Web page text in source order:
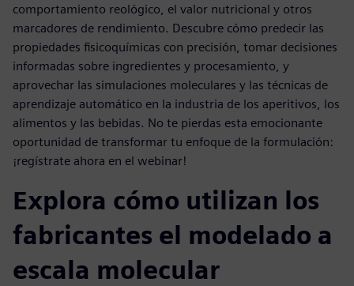
comportamiento reológico, el valor nutricional y otros
marcadores de rendimiento. Descubre cómo predecir las
propiedades fisicoquímicas con precisión, tomar decisiones
informadas sobre ingredientes y procesamiento, y
aprovechar las simulaciones moleculares y las técnicas de
aprendizaje automático en la industria de los aperitivos, los
alimentos y las bebidas. No te pierdas esta emocionante
oportunidad de transformar tu enfoque de la formulación:
¡regístrate ahora en el webinar!
Explora cómo utilizan los
fabricantes el modelado a
escala molecular